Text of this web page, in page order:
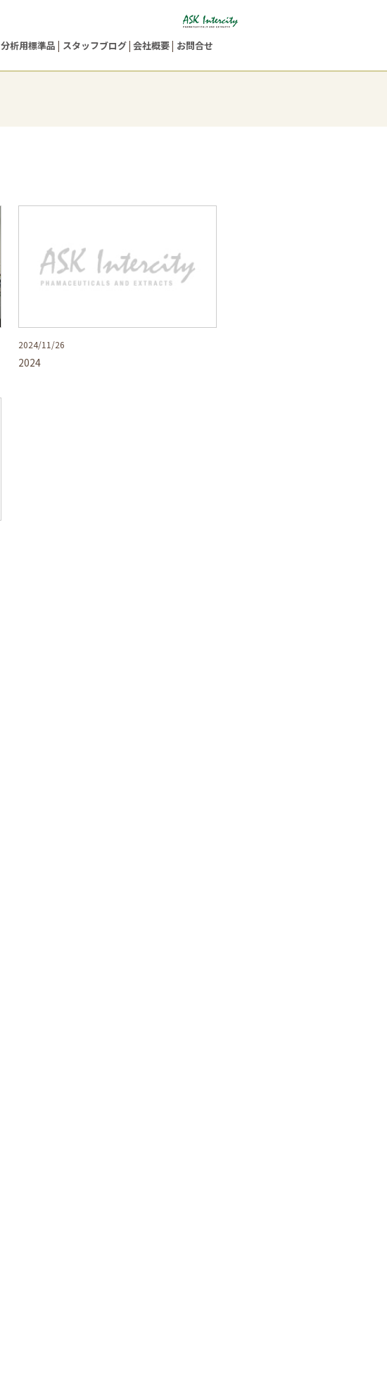
分析用標準品 スタッフブログ 会社概要 お問合せ
2024/11/26
2024